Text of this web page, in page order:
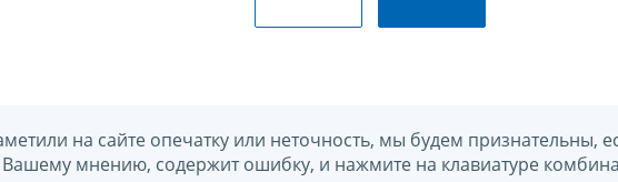
на сайте опечатку или неточность, мы будем признательны,
Вашему мнению, содержит ошибку, и нажмите на клавиатуре